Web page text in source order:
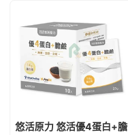
悠活原力 悠活優4蛋白+膽